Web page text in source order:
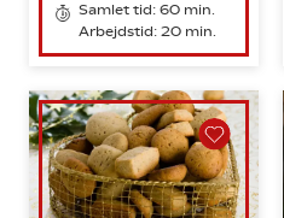
Samlet tid: 60 min.
Arbejdstid: 20 min.